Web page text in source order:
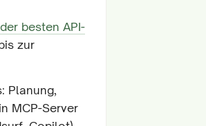
besten API-
zur
Planung,
MCP-Server